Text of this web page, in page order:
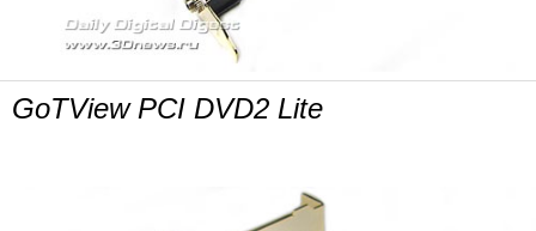
GoTView PCI DVD2 Lite